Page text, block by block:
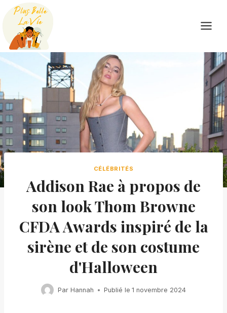
Skip
content
CÉLÉBRITÉS
Addison Rae à propos de
son look Thom Browne
CFDA Awards inspiré de la
sirène et de son costume
d'Halloween
Par Hannah Publié le 1 novembre 2024